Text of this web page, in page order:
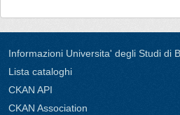
Informazioni Universita' degli Studi di
Lista cataloghi
CKAN API
CKAN Association